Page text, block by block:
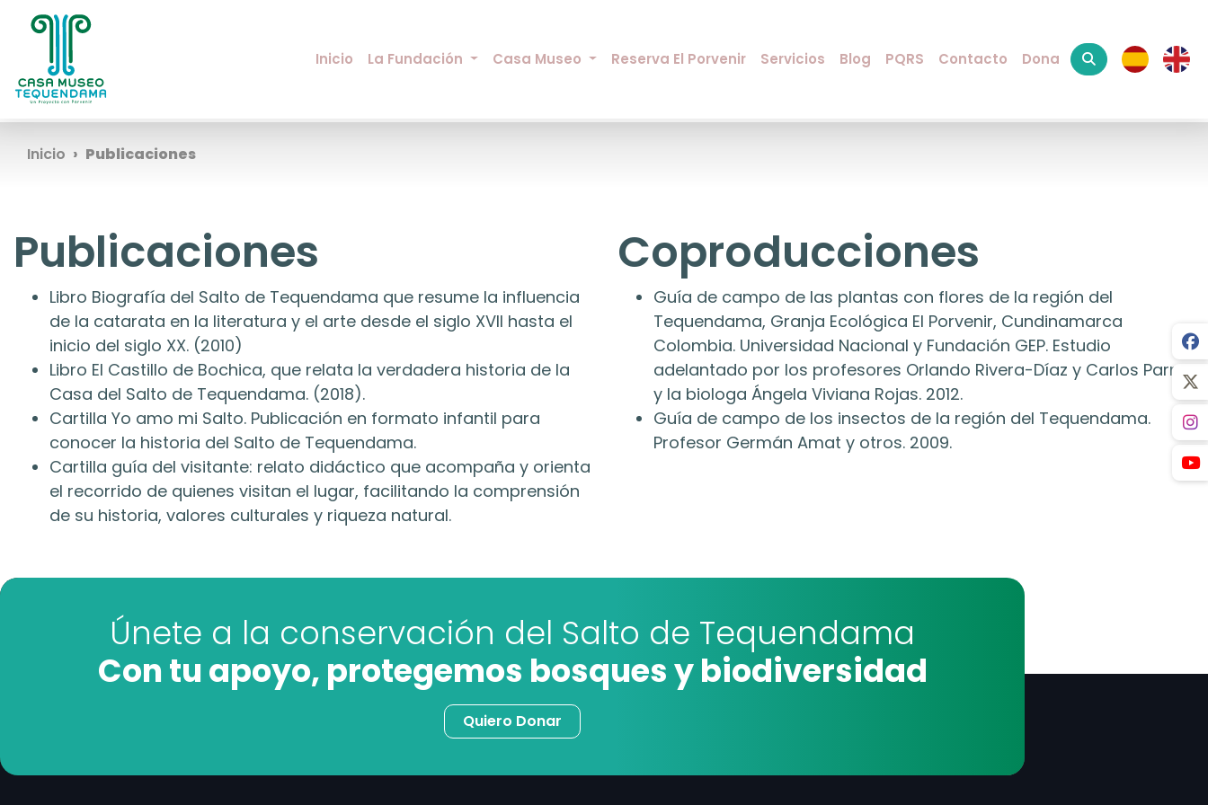
Inicio La Fundación Casa Museo Reserva El Porvenir Servicios Blog PQRS Contacto Dona
Inicio Publicaciones
Publicaciones
Libro Biografía del Salto de Tequendama que resume la influencia
de la catarata en la literatura y el arte desde el siglo XVII hasta el
inicio del siglo XX. (2010)
Libro El Castillo de Bochica, que relata la verdadera historia de la
Casa del Salto de Tequendama. (2018).
Cartilla Yo amo mi Salto. Publicación en formato infantil para
conocer la historia del Salto de Tequendama.
Cartilla guía del visitante: relato didáctico que acompaña y orienta
el recorrido de quienes visitan el lugar, facilitando la comprensión
de su historia, valores culturales y riqueza natural.
Coproducciones
Guía de campo de las plantas con flores de la región del
Tequendama, Granja Ecológica El Porvenir, Cundinamarca
Colombia. Universidad Nacional y Fundación GEP. Estudio
adelantado por los profesores Orlando Rivera-Díaz y Carlos Parra
y la biologa Ángela Viviana Rojas. 2012.
Guía de campo de los insectos de la región del Tequendama.
Profesor Germán Amat y otros. 2009.
Con tu apoyo, protegemos bosques y biodiversidad
Únete a la conservación del Salto de Tequendama
Quiero Donar
Con